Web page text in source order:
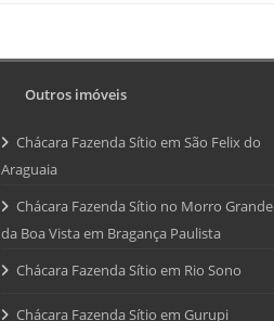
Outros imóveis
Chácara Fazenda Sítio em São Felix do
Araguaia
Chácara Fazenda Sítio no Morro Grande
da Boa Vista em Bragança Paulista
Chácara Fazenda Sítio em Rio Sono
Chácara Fazenda Sítio em Gurupi